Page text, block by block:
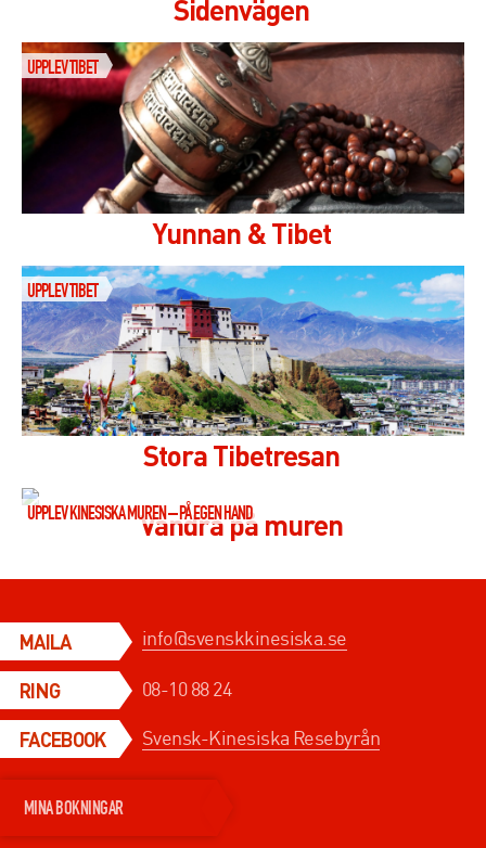
Sidenvägen
Yunnan & Tibet
UPPLEV TIBET
Stora Tibetresan
UPPLEV TIBET
Vandra på muren
UPPLEV KINESISKA MUREN – PÅ EGEN HAND
MAILA info@svenskkinesiska.se
RING 08-10 88 24
FACEBOOK Svensk-Kinesiska Resebyrån
MINA BOKNINGAR